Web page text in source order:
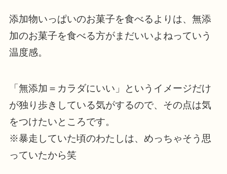
添加物いっぱいのお菓子を食べるよりは、無添
加のお菓子を食べる方がまだいいよねっていう
温度感。
「無添加＝カラダにいい」というイメージだけ
が独り歩きしている気がするので、その点は気
をつけたいところです。
※暴走していた頃のわたしは、めっちゃそう思
っていたから笑